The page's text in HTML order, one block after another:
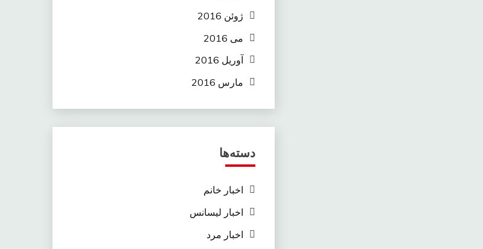
ژوئن 2016
می 2016
آوریل 2016
مارس 2016
دسته‌ها
اخبار خانم
اخبار لیسانس
اخبار مرد